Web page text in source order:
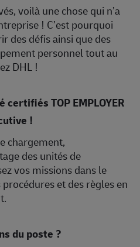
voilà une chose qui n’a
! C’est pourquoi
des défis ainsi que des
personnel tout au
DHL !
certifiés TOP EMPLOYER
!
chargement,
des unités de
vos missions dans le
et des règles en
du poste ?